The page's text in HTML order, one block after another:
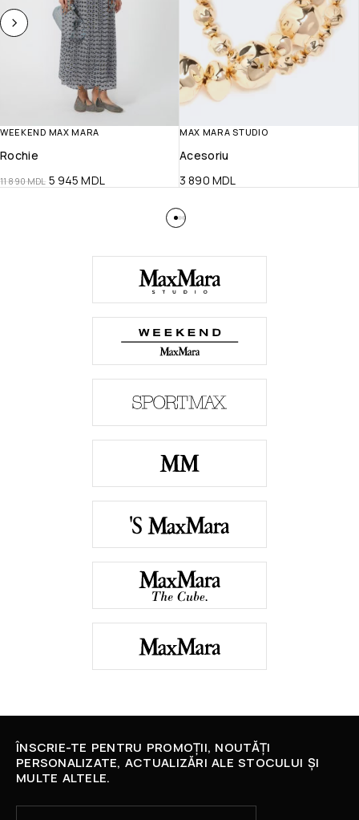
WEEKEND MAX MARA
Rochie
11 890MDL 5 945MDL
MAX MARA STUDIO
Acesoriu
3 890 MDL
ÎNSCRIE-TE PENTRU PROMOȚII, NOUTĂȚI
PERSONALIZATE, ACTUALIZĂRI ALE STOCULUI ȘI
MULTE ALTELE.